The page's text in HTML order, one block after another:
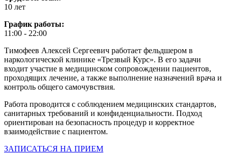
10 лет
График работы:
11:00 - 22:00
Тимофеев Алексей Сергеевич работает фельдшером в
наркологической клинике «Трезвый Курс». В его задачи
входит участие в медицинском сопровождении пациентов,
проходящих лечение, а также выполнение назначений врача и
контроль общего самочувствия.
Работа проводится с соблюдением медицинских стандартов,
санитарных требований и конфиденциальности. Подход
ориентирован на безопасность процедур и корректное
взаимодействие с пациентом.
ЗАПИСАТЬСЯ НА ПРИЕМ